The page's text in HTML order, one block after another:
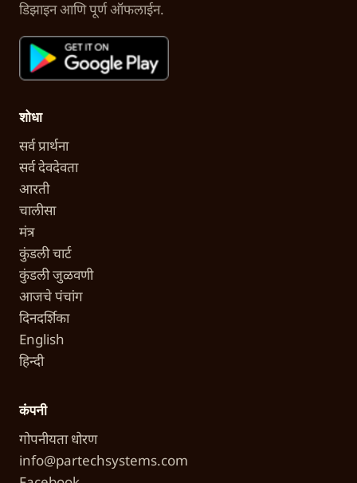
डिझाइन आणि पूर्ण ऑफलाईन.
शोधा
सर्व प्रार्थना
सर्व देवदेवता
आरती
चालीसा
मंत्र
कुंडली चार्ट
कुंडली जुळवणी
आजचे पंचांग
दिनदर्शिका
English
हिन्दी
कंपनी
गोपनीयता धोरण
info@partechsystems.com